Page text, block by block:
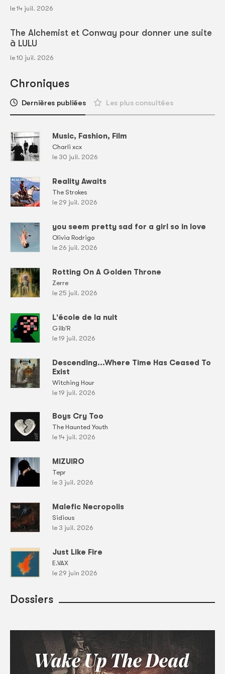
le 14 juil. 2026
The Alchemist et Conway pour donner une suite
à LULU
le 10 juil. 2026
Chroniques
Dernières publiées Les plus consultées
Music, Fashion, Film
Charli xcx
le 30 juil. 2026
Reality Awaits
The Strokes
le 29 juil. 2026
you seem pretty sad for a girl so in love
Olivia Rodrigo
le 26 juil. 2026
Rotting On A Golden Throne
Zerre
le 25 juil. 2026
L'école de la nuit
Gilb'R
le 19 juil. 2026
Descending...Where Time Has Ceased To
Exist
Witching Hour
le 19 juil. 2026
Boys Cry Too
The Haunted Youth
le 14 juil. 2026
MIZUIRO
Tepr
le 3 juil. 2026
Malefic Necropolis
Sidious
le 3 juil. 2026
Just Like Fire
E.VAX
le 29 juin 2026
Dossiers